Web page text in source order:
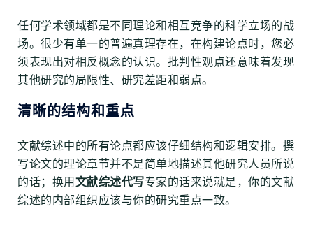
任何学术领域都是不同理论和相互竞争的科学立场的战
场。很少有单一的普遍真理存在，在构建论点时，您必
须表现出对相反概念的认识。批判性观点还意味着发现
其他研究的局限性、研究差距和弱点。
清晰的结构和重点
文献综述中的所有论点都应该仔细结构和逻辑安排。撰
写论文的理论章节并不是简单地描述其他研究人员所说
的话；换用文献综述代写专家的话来说就是，你的文献
综述的内部组织应该与你的研究重点一致。